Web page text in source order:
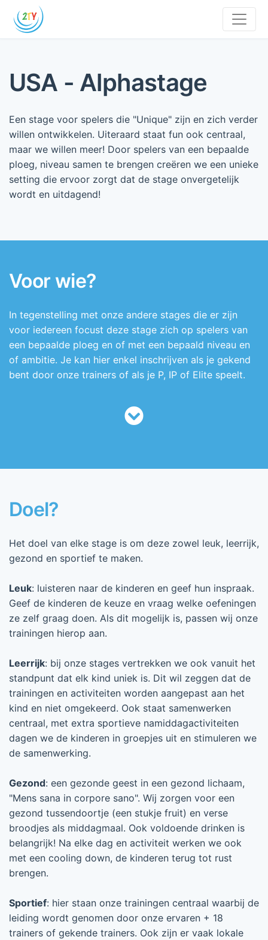
USA - Alphastage
Een stage voor spelers die "Unique" zijn en zich verder
willen ontwikkelen. Uiteraard staat fun ook centraal,
maar we willen meer! Door spelers van een bepaalde
ploeg, niveau samen te brengen creëren we een unieke
setting die ervoor zorgt dat de stage onvergetelijk
wordt en uitdagend!
Voor wie?
In tegenstelling met onze andere stages die er zijn
voor iedereen focust deze stage zich op spelers van
een bepaalde ploeg en of met een bepaald niveau en
of ambitie. Je kan hier enkel inschrijven als je gekend
bent door onze trainers of als je P, IP of Elite speelt.
Doel?
Het doel van elke stage is om deze zowel leuk, leerrijk,
gezond en sportief te maken.
Leuk: luisteren naar de kinderen en geef hun inspraak.
Geef de kinderen de keuze en vraag welke oefeningen
ze zelf graag doen. Als dit mogelijk is, passen wij onze
trainingen hierop aan.
Leerrijk: bij onze stages vertrekken we ook vanuit het
standpunt dat elk kind uniek is. Dit wil zeggen dat de
trainingen en activiteiten worden aangepast aan het
kind en niet omgekeerd. Ook staat samenwerken
centraal, met extra sportieve namiddagactiviteiten
dagen we de kinderen in groepjes uit en stimuleren we
de samenwerking.
Gezond: een gezonde geest in een gezond lichaam,
"Mens sana in corpore sano". Wij zorgen voor een
gezond tussendoortje (een stukje fruit) en verse
broodjes als middagmaal. Ook voldoende drinken is
belangrijk! Na elke dag en activiteit werken we ook
met een cooling down, de kinderen terug tot rust
brengen.
Sportief: hier staan onze trainingen centraal waarbij de
leiding wordt genomen door onze ervaren + 18
trainers of gekende trainers. Ook zijn er vaak lokale